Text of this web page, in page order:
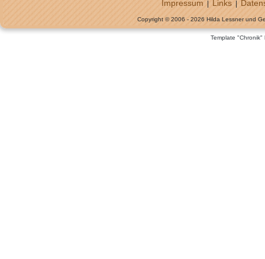
Impressum|Links|
Copyright © 2006 - 2026 Hilda Lessner und
Template